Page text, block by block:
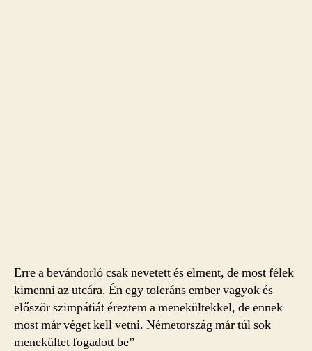
Erre a bevándorló csak nevetett és elment, de most félek
kimenni az utcára. Én egy toleráns ember vagyok és
először szimpátiát éreztem a menekültekkel, de ennek
most már véget kell vetni. Németország már túl sok
menekültet fogadott be”